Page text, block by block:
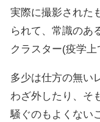
実際に撮影された
られて、常識のあ
クラスター(疫学上
多少は仕方の無い
わざ外したり、そ
騒ぐのもよくない